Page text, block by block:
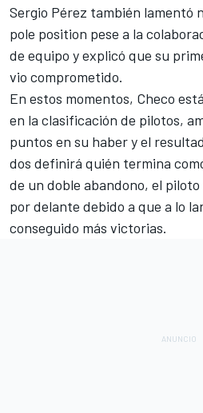
Sergio Pérez también lamentó
pole position pese a la
de equipo y explicó que su
vio comprometido.
En estos momentos, Checo
en la clasificación de pilotos,
puntos en su haber y el
dos definirá quién termina
de un doble abandono, el
por delante debido a que a lo
conseguido más victorias.